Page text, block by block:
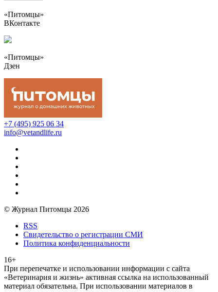
«Питомцы»
ВКонтакте
«Питомцы»
Дзен
+7 (495) 925 06 34
info@vetandlife.ru
© Журнал Питомцы 2026
RSS
Свидетельство о регистрации СМИ
Политика конфиденциальности
16+
При перепечатке и использовании информации с сайта
«Ветеринария и жизнь» активная ссылка на использованный
материал обязательна. При использовании материалов в